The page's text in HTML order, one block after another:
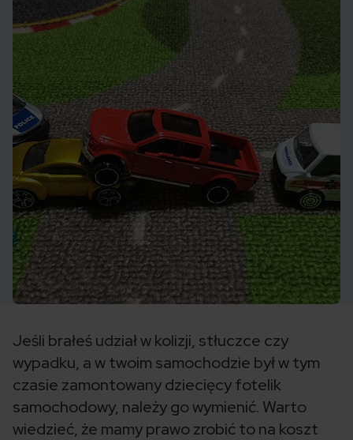
Jeśli brałeś udział w kolizji, stłuczce czy
wypadku, a w twoim samochodzie był w tym
czasie zamontowany dziecięcy fotelik
samochodowy, należy go wymienić. Warto
wiedzieć, że mamy prawo zrobić to na koszt